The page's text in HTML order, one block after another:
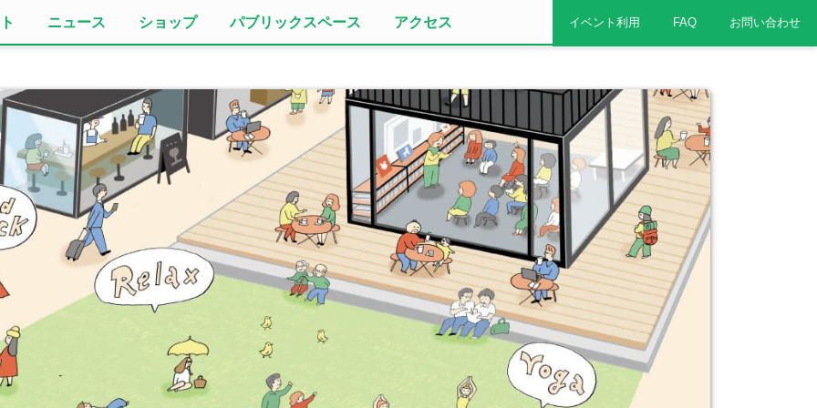
ニュース ショップ パブリックスペース アクセス イベント利用 FAQ お問い合わせ